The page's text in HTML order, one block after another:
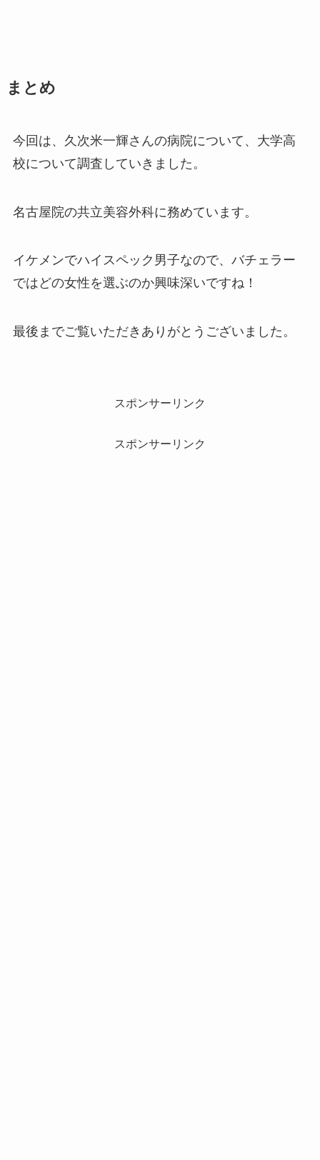
まとめ
今回は、久次米一輝さんの病院について、大学高
校について調査していきました。
名古屋院の共立美容外科に務めています。
イケメンでハイスペック男子なので、バチェラー
ではどの女性を選ぶのか興味深いですね！
最後までご覧いただきありがとうございました。
スポンサーリンク
スポンサーリンク